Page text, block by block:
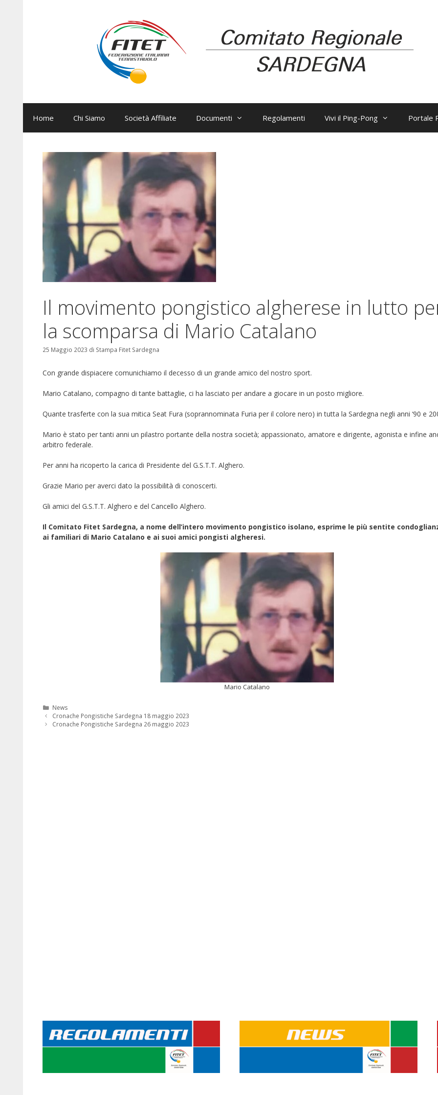
Home Chi Siamo Società Affiliate Documenti Regolamenti Vivi il Ping-Pong Portale
Il movimento pongistico algherese in lutto
la scomparsa di Mario Catalano
25 Maggio 2023 di Stampa Fitet Sardegna
Con grande dispiacere comunichiamo il decesso di un grande amico del nostro sport.
Mario Catalano, compagno di tante battaglie, ci ha lasciato per andare a giocare in un posto migliore.
Quante trasferte con la sua mitica Seat Fura (soprannominata Furia per il colore nero) in tutta la Sardegna negli anni ‘90 e
Mario è stato per tanti anni un pilastro portante della nostra società; appassionato, amatore e dirigente, agonista e infine
arbitro federale.
Per anni ha ricoperto la carica di Presidente del G.S.T.T. Alghero.
Grazie Mario per averci dato la possibilità di conoscerti.
Gli amici del G.S.T.T. Alghero e del Cancello Alghero.
Il Comitato Fitet Sardegna, a nome dell’intero movimento pongistico isolano, esprime le più sentite
ai familiari di Mario Catalano e ai suoi amici pongisti algheresi.
Mario Catalano
Categorie
News
Cronache Pongistiche Sardegna 18 maggio 2023
Cronache Pongistiche Sardegna 26 maggio 2023